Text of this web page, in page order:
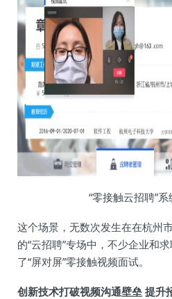
“零接触云招聘”
这个场景，无数次发生在在杭州
的“云招聘”专场中，不少企业和
了“屏对屏”零接触视频面试。
创新技术打破视频沟通壁垒 提升